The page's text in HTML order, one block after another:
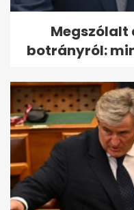
Megszólalt
botrányról: